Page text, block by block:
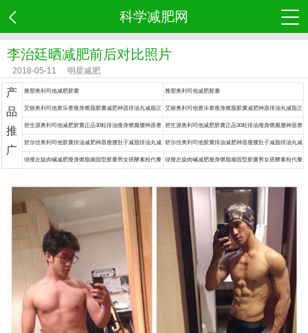
科学减肥网
李治廷晒减肥前后对比照片
2018-05-11 明星减肥
产
品
推
广
雅塑奥利司他减肥胶囊 雅塑奥利司他减肥胶囊
艾丽奥利司他赛乐赛瘦身燃脂胶囊减肥神器排油丸减脂正
品药
艾丽奥利司他赛乐赛瘦身燃脂胶囊减肥神器排油丸减脂正
品药
碧生源奥利司他减肥胶囊正品30粒排油瘦身燃腿腰神器赛
乐赛丸脂药
碧生源奥利司他减肥胶囊正品30粒排油瘦身燃腿腰神器赛
乐赛丸脂药
舒尔佳奥利司他胶囊排油减肥神器瘦腰肚子减脂排油丸减
肥药
舒尔佳奥利司他胶囊排油减肥神器瘦腰肚子减脂排油丸减
肥药
绿瘦左旋肉碱减肥瘦身燃脂顽固型胶囊男女搭酵素粉代餐 绿瘦左旋肉碱减肥瘦身燃脂顽固型胶囊男女搭酵素粉代餐